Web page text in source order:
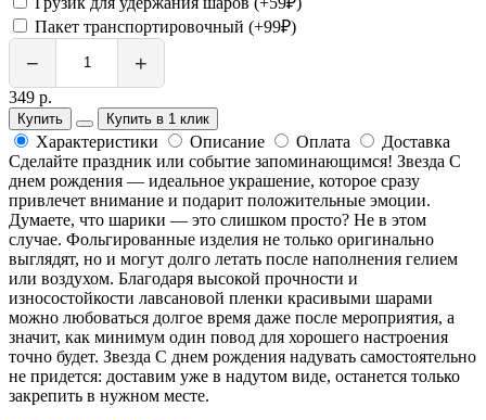
Пакет транспортировочный (+99₽)
− +
349 р.
Купить Купить в 1 клик
Характеристики Описание Оплата
Доставка
Сделайте праздник или событие запоминающимся! Звезда С
днем рождения — идеальное украшение, которое сразу
привлечет внимание и подарит положительные эмоции.
Думаете, что шарики — это слишком просто? Не в этом
случае. Фольгированные изделия не только оригинально
выглядят, но и могут долго летать после наполнения гелием
или воздухом. Благодаря высокой прочности и
износостойкости лавсановой пленки красивыми шарами
можно любоваться долгое время даже после мероприятия, а
значит, как минимум один повод для хорошего настроения
точно будет. Звезда С днем рождения надувать самостоятельно
не придется: доставим уже в надутом виде, останется только
закрепить в нужном месте.